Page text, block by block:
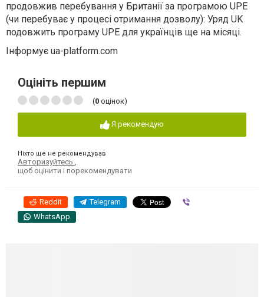
продовжив перебування у Британії за програмою UPE
(чи перебуває у процесі отримання дозволу): Уряд UK
подовжить програму UPE для українців ще на місяці.
Інформує ua-platform.com
Оцініть першим
(0 оцінок)
Я рекомендую
Ніхто ще не рекомендував
Авторизуйтесь ,
щоб оцінити і порекомендувати
Reddit Telegram
WhatsApp